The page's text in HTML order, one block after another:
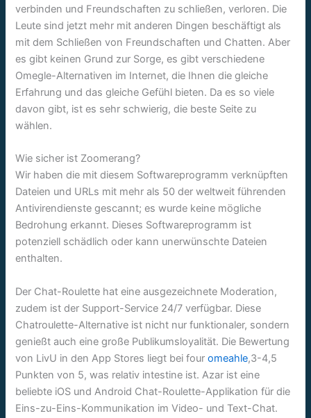
verbinden und Freundschaften zu schließen, verloren. Die
Leute sind jetzt mehr mit anderen Dingen beschäftigt als
mit dem Schließen von Freundschaften und Chatten. Aber
es gibt keinen Grund zur Sorge, es gibt verschiedene
Omegle-Alternativen im Internet, die Ihnen die gleiche
Erfahrung und das gleiche Gefühl bieten. Da es so viele
davon gibt, ist es sehr schwierig, die beste Seite zu
wählen.
Wie sicher ist Zoomerang?
Wir haben die mit diesem Softwareprogramm verknüpften
Dateien und URLs mit mehr als 50 der weltweit führenden
Antivirendienste gescannt; es wurde keine mögliche
Bedrohung erkannt. Dieses Softwareprogramm ist
potenziell schädlich oder kann unerwünschte Dateien
enthalten.
Der Chat-Roulette hat eine ausgezeichnete Moderation,
zudem ist der Support-Service 24/7 verfügbar. Diese
Chatroulette-Alternative ist nicht nur funktionaler, sondern
genießt auch eine große Publikumsloyalität. Die Bewertung
von LivU in den App Stores liegt bei fouromeahle,3-4,5
Punkten von 5, was relativ intestine ist. Azar ist eine
beliebte iOS und Android Chat-Roulette-Applikation für die
Eins-zu-Eins-Kommunikation im Video- und Text-Chat.